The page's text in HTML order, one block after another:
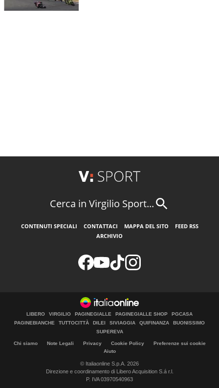
Cerca in Virgilio Sport...
CONTENUTI SPECIALI CONTATTACI MAPPA DEL SITO
FEED RSS
ARCHIVIO
LIBERO VIRGILIO PAGINEGIALLE PAGINEGIALLE SHOP
PGCASA
PAGINEBIANCHE
TUTTOCITTÀ DILEI SIVIAGGIA QUIFINANZA
BUONISSIMO
SUPEREVA
Chi siamo Note Legali Privacy Cookie Policy
Preferenze sui cookie
Aiuto
© Italiaonline S.p.A. 2026
Direzione e coordinamento di Libero Acquisition S.á r.l.
P. IVA 03970540963